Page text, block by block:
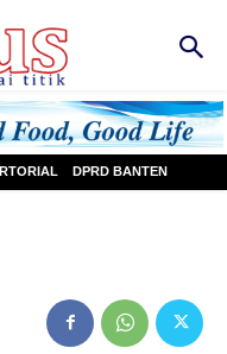
DPRD BANTEN